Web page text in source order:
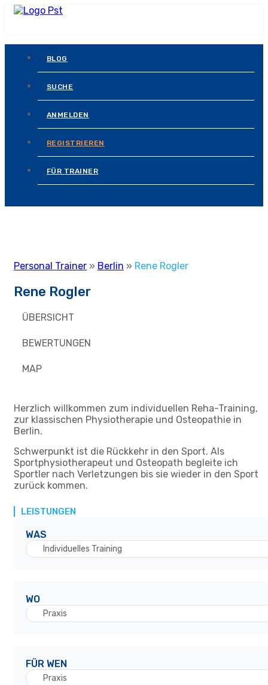
BLOG
SUCHE
ANMELDEN
REGISTRIEREN
FÜR TRAINER
Personal Trainer » Berlin » Rene Rogler
Rene Rogler
ÜBERSICHT
BEWERTUNGEN
MAP
Herzlich willkommen zum individuellen Reha-Training,
zur klassischen Physiotherapie und Osteopathie in
Berlin.
Schwerpunkt ist die Rückkehr in den Sport. Als
Sportphysiotherapeut und Osteopath begleite ich
Sportler nach Verletzungen bis sie wieder in den Sport
zurück kommen.
LEISTUNGEN
WAS
Individuelles Training
WO
Praxis
FÜR WEN
Praxis